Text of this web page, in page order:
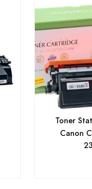
Toner
Canon